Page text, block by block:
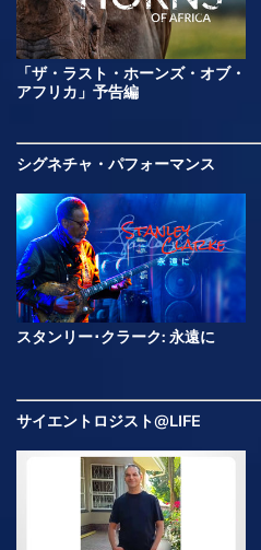
「ザ・ラスト・ホーンズ・オブ・
アフリカ」予告編
シグネチャ・パフォーマンス
スタンリー･クラーク: 永遠に
サイエントロジスト@LIFE